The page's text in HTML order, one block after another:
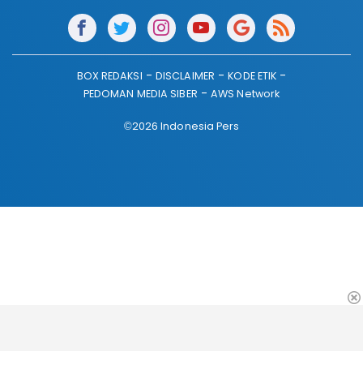
BOX REDAKSI DISCLAIMER
KODE ETIK
PEDOMAN MEDIA SIBER
AWS Network
©2026 Indonesia Pers